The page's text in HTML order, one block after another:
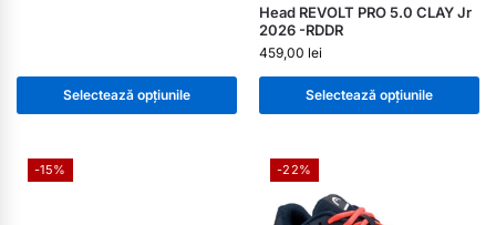
Selectează opțiunile
Head REVOLT PRO 5.0 CLAY Jr
2026 -RDDR
459,00 lei
Selectează opțiunile
-15% -22%